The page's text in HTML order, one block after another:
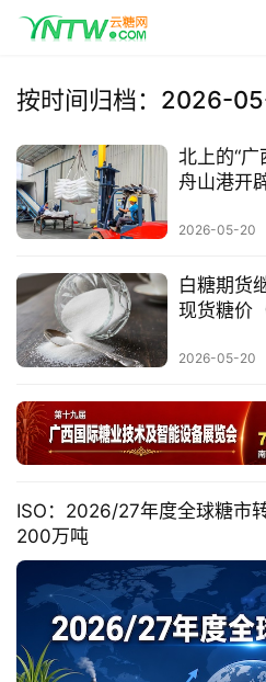
首
页
云
糖
网
众
号
现
货
报
价
按时间归档：2026-
北上的“
舟山港开
2026-05-20
白糖期货
现货糖价
2026-05-20
ISO：2026/27年度全球糖市
200万吨